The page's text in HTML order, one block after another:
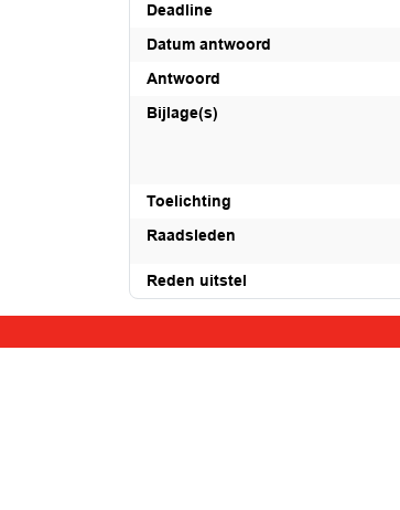
Deadline
Datum antwoord
Antwoord
Bijlage(s)
Toelichting
Raadsleden
Reden uitstel